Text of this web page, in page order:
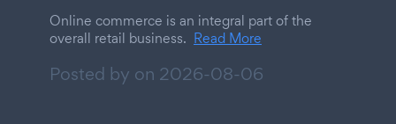
Online commerce is an integral part of the
overall retail business. Read More
Posted by on 2026-08-06